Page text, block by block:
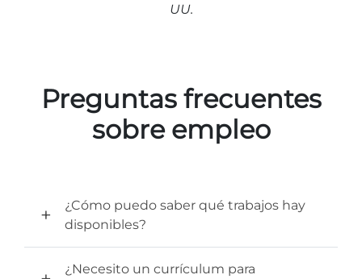
UU.
Preguntas frecuentes
sobre empleo
¿Cómo puedo saber qué trabajos hay
disponibles?
¿Necesito un currículum para